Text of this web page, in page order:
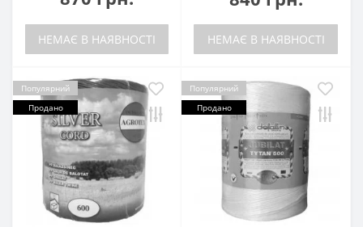
НЕМАЄ В НАЯВНОСТІ НЕМАЄ В НАЯВНОСТІ
Популярний
Продано
Популярний
Продано